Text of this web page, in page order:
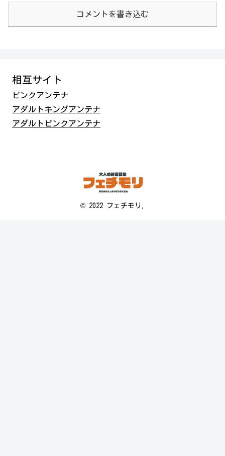
コメントを書き込む
相互サイト
ピンクアンテナ
アダルトキングアンテナ
アダルトピンクアンテナ
© 2022 フェチモリ.